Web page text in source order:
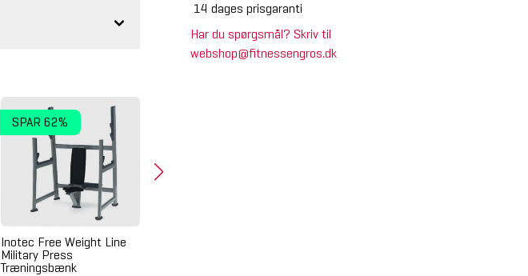
14 dages prisgaranti
Har du spørgsmål? Skriv til
webshop@fitnessengros.dk
SPAR 62%
Inotec Free Weight Line
Military Press
Træningsbænk